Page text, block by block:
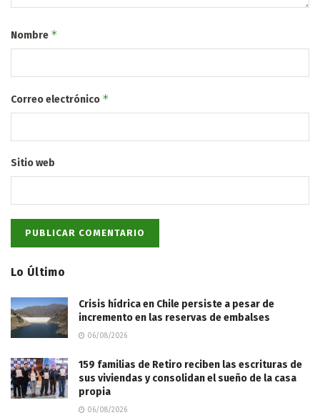
Nombre *
Correo electrónico *
Sitio web
Lo Último
Crisis hídrica en Chile persiste a pesar de
incremento en las reservas de embalses
06/08/2026
159 familias de Retiro reciben las escrituras de
sus viviendas y consolidan el sueño de la casa
propia
06/08/2026